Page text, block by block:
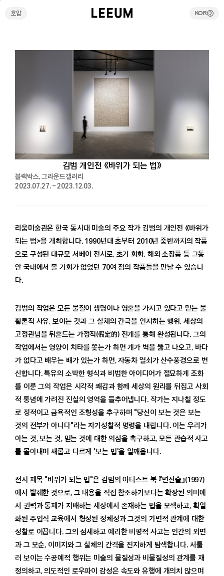
호암 KOR
호암 KOR
전시예약
리움호암 셔틀버스예약
온라인스토어
방문안내
소장품
고미술
현대미술
배움·연구
프로그램
아카이브
출판
영상·자료
멤버십
가입과 안내
프로그램과 혜택
뉴스레터
멤버십 공지
미술관 소개
공지
보도자료
법인회원
김범 개인전 《바위가 되는 법》
블랙박스, 그라운드갤러리
2023.07.27. – 2023.12.03.
리움미술관은 한국 동시대 미술의 주요 작가 김범의 개인전 《바위가
되는 법>을 개최합니다. 1990년대 초부터 2010년 중반까지의 작품
으로 구성된 대규모 서베이 전시로, 초기 회화, 해외 소장품 등 그동
안 국내에서 볼 기회가 없었던 70여 점의 작품들을 만날 수 있습니
다.
김범의 작업은 모든 물질이 생명이나 영혼을 가지고 있다고 믿는 물
활론적 사유, 보이는 것과 그 실체의 간극을 인지하는 행위, 세상의
고정관념을 뒤흔드는 가정적(假定的) 전개를 통해 완성됩니다. 그의
작업에서는 영양이 치타를 쫓는가 하면 개가 벽을 뚫고 나오고, 바다
가 없다고 배우는 배가 있는가 하면, 자동차 열쇠가 산수풍경으로 변
신합니다. 특유의 소박한 형식과 비범한 아이디어가 절묘하게 조화
를 이룬 그의 작업은 시각적 쾌감과 함께 세상의 원리를 뒤집고 사회
적 통념에 가려진 진실의 영역을 들추어냅니다. 작가는 지나칠 정도
로 정적이고 금욕적인 조형성을 추구하며 "당신이 보는 것은 보는
것의 전부가 아니다"라는 자기성찰적 명령을 내립니다. 이는 우리가
아는 것, 보는 것, 믿는 것에 대한 의심을 촉구하고, 모든 관습적 사고
를 몰아내며 새롭고 다르게 '보는 법'을 일깨웁니다.
전시 제목 "바위가 되는 법"은 김범의 아티스트 북 『변신술』(1997)
에서 발췌한 것으로, 그 내용을 직접 참조하기보다는 확장된 의미에
서 권력과 통제가 지배하는 세상에서 존재하는 법을 모색하고, 획일
화된 주입식 교육에서 형성된 정체성과 그것의 가변적 관계에 대한
성찰로 이끕니다. 그의 섬세하고 예리한 비평적 사고는 인간의 외면
과 그 모순, 이미지와 그 실체의 간격을 진지하게 탐색합니다. 서툴
러 보이는 수공예적 행위는 미술의 물질성과 비물질성의 관계를 재
정의하고, 의도적인 로우파이 감성은 속도와 유행에 개의치 않으며